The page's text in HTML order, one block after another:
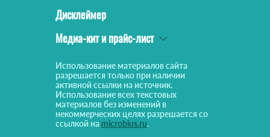
Дисклеймер
Медиа-кит и прайс-лист
Использование материалов сайта
разрешается только при наличии
активной ссылки на источник.
Использование всех текстовых
материалов без изменений в
некоммерческих целях разрешается со
ссылкой на microbius.ru.